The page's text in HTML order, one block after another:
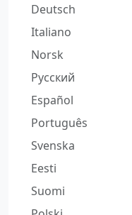
Deutsch
Italiano
Norsk
Русский
Español
Português
Svenska
Eesti
Suomi